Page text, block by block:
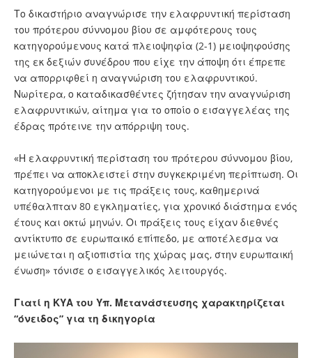
Το δικαστήριο αναγνώρισε την ελαφρυντική περίσταση
του πρότερου σύννομου βίου σε αμφότερους τους
κατηγορούμενους κατά πλειοψηφία (2-1) μειοψηφούσης
της εκ δεξιών συνέδρου που είχε την άποψη ότι έπρεπε
να απορριφθεί η αναγνώριση του ελαφρυντικού.
Νωρίτερα, ο καταδικασθέντες ζήτησαν την αναγνώριση
ελαφρυντικών, αίτημα για το οποίο ο εισαγγελέας της
έδρας πρότεινε την απόρριψη τους.
«Η ελαφρυντική περίσταση του πρότερου σύννομου βίου,
πρέπει να αποκλειστεί στην συγκεκριμένη περίπτωση. Οι
κατηγορούμενοι με τις πράξεις τους, καθημερινά
υπέθαλπταν 80 εγκληματίες, για χρονικό διάστημα ενός
έτους και οκτώ μηνών. Οι πράξεις τους είχαν διεθνές
αντίκτυπο σε ευρωπαικό επίπεδο, με αποτέλεσμα να
μειώνεται η αξιοπιστία της χώρας μας, στην ευρωπαική
ένωση» τόνισε ο εισαγγελικός λειτουργός.
Γιατί η ΚΥΑ του Υπ. Μετανάστευσης χαρακτηρίζεται
“όνειδος” για τη δικηγορία